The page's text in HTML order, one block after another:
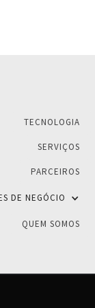
TECNOLOGIA
SERVIÇOS
PARCEIROS
DE NEGÓCIO
QUEM SOMOS